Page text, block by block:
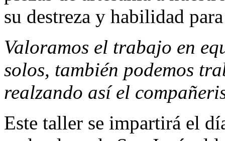
su destreza y habilidad
Valoramos el trabajo en
solos, también podemos
realzando así el
Este taller se impartirá el